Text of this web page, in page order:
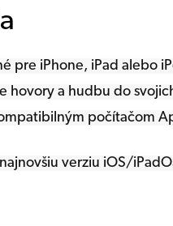
pre iPhone, iPad alebo
hovory a hudbu do
počítačom
verziu iOS/